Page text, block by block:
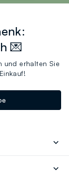
💌
und erhalten Sie